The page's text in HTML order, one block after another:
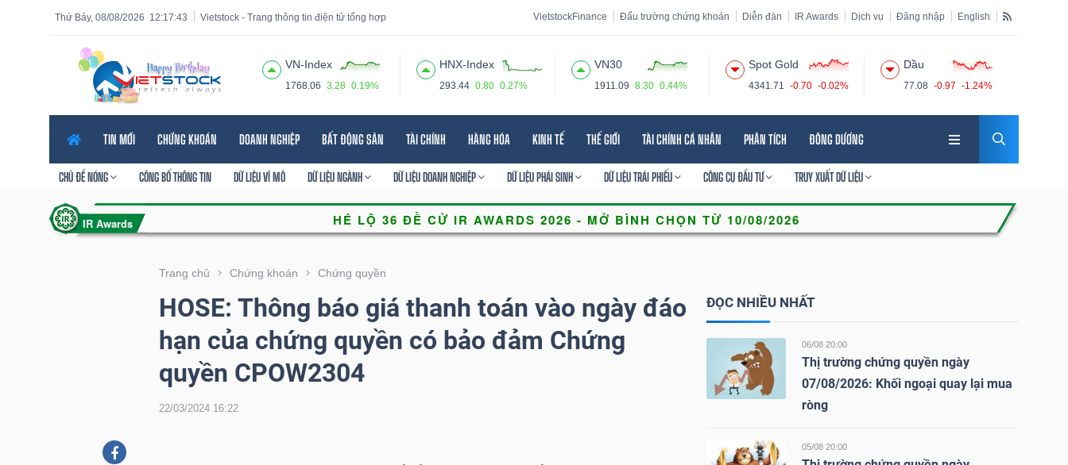
12:17:44
Thứ Bảy, 08/08/2026 Vietstock - Trang thông tin điện tử tổng hợp VietstockFinance Đấu trường chứng khoán Diễn đàn IR Awards Dịch vụ Đăng nhập English
VN-Index
1768.06 3.28 0.19%
HNX-Index
293.44 0.80 0.27%
VN30
1911.09 8.30 0.44%
Spot Gold
4341.71 -0.70 -0.02%
Dầu
77.08 -0.97 -1.24%
TIN MỚI CHỨNG KHOÁN DOANH NGHIỆP BẤT ĐỘNG SẢN TÀI CHÍNH HÀNG HÓA KINH TẾ THẾ GIỚI TÀI CHÍNH CÁ NHÂN PHÂN TÍCH ĐÔNG DƯƠNG
CHỦ ĐỀ NÓNG CÔNG BỐ THÔNG TIN DỮ LIỆU VĨ MÔ DỮ LIỆU NGÀNH DỮ LIỆU DOANH NGHIỆP DỮ LIỆU PHÁI SINH DỮ LIỆU TRÁI PHIẾU CÔNG CỤ ĐẦU TƯ TRUY XUẤT DỮ LIỆU
Trang chủ Chứng khoán Chứng quyền
HOSE: Thông báo giá thanh toán vào ngày đáo
hạn của chứng quyền có bảo đảm Chứng
quyền CPOW2304
22/03/2024 16:22
ĐỌC NHIỀU NHẤT
06/08 20:00
Thị trường chứng quyền ngày
07/08/2026: Khối ngoại quay lại mua
ròng
05/08 20:00
Tính năng
năng
VIETSTOCK